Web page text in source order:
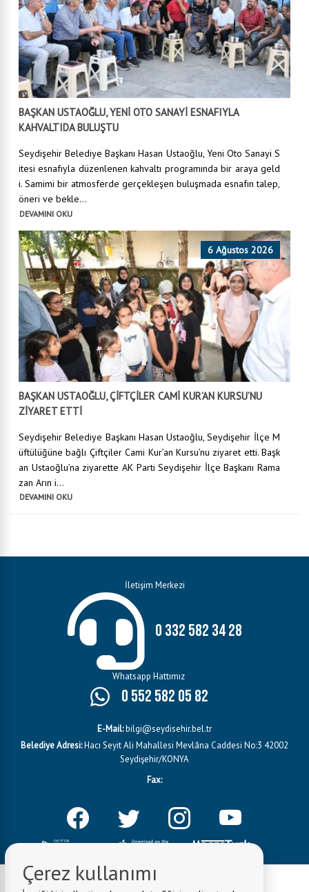
BAŞKAN USTAOĞLU, YENİ OTO SANAYİ ESNAFIYLA
KAHVALTIDA BULUŞTU
Seydişehir Belediye Başkanı Hasan Ustaoğlu, Yeni Oto Sanayi S
itesi esnafıyla düzenlenen kahvaltı programında bir araya geld
i. Samimi bir atmosferde gerçekleşen buluşmada esnafın talep,
öneri ve bekle...
DEVAMINI OKU
6 Ağustos 2026
BAŞKAN USTAOĞLU, ÇİFTÇİLER CAMİ KUR’AN KURSU’NU
ZİYARET ETTİ
Seydişehir Belediye Başkanı Hasan Ustaoğlu, Seydişehir İlçe M
üftülüğüne bağlı Çiftçiler Cami Kur’an Kursu’nu ziyaret etti. Başk
an Ustaoğlu’na ziyarette AK Parti Seydişehir İlçe Başkanı Rama
zan Arın i...
DEVAMINI OKU
İletişim Merkezi
0 332 582 34 28
Whatsapp Hattımız
0 552 582 05 82
E-Mail:bilgi@seydisehir.bel.tr
Belediye Adresi:Hacı Seyit Ali Mahallesi Mevlâna Caddesi No:3 42002
Seydişehir/KONYA
Fax:
Çerez kullanımı